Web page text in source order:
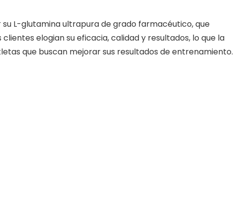
L-glutamina ultrapura de grado farmacéutico, que
elogian su eficacia, calidad y resultados, lo que la
que buscan mejorar sus resultados de entrenamiento.